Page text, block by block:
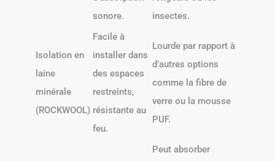
sonore.
insectes.
Isolation en
laine
minérale
(ROCKWOOL)
Facile à
installer dans
des espaces
restreints,
résistante au
feu.
Lourde par rapport à
d’autres options
comme la fibre de
verre ou la mousse
PUF.
Peut absorber